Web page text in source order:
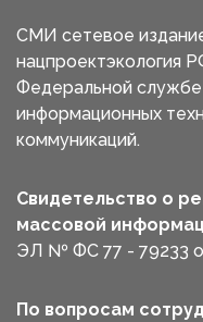
СМИ сетевое
нацпроектэкология
Федеральной службе
информационных
коммуникаций.
Свидетельство о
массовой
ЭЛ № ФС 77 - 79233
По вопросам